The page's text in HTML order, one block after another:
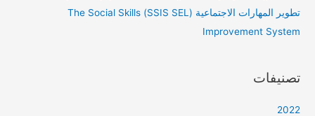
تطوير المهارات الاجتماعية (SSIS SEL) The Social Skills
Improvement System
تصنيفات
2022